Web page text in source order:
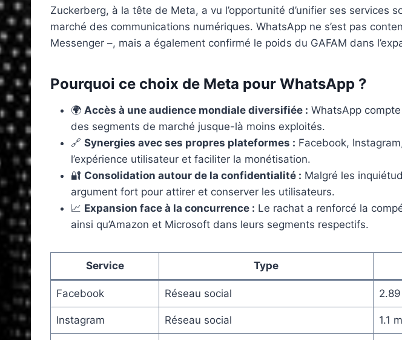
Zuckerberg, à la tête de Meta, a vu l’opportunité d’unifier ses
marché des communications numériques. WhatsApp ne s’est pas
Messenger –, mais a également confirmé le poids du GAFAM dans
Pourquoi ce choix de Meta pour WhatsApp ?
🌍 Accès à une audience mondiale diversifiée : WhatsApp
des segments de marché jusque-là moins exploités.
🔗 Synergies avec ses propres plateformes : Facebook,
l’expérience utilisateur et faciliter la monétisation.
🔐 Consolidation autour de la confidentialité : Malgré les
argument fort pour attirer et conserver les utilisateurs.
📈 Expansion face à la concurrence : Le rachat a renforcé la
ainsi qu’Amazon et Microsoft dans leurs segments respectifs.
Service Type
Facebook Réseau social
Instagram Réseau social 1.1